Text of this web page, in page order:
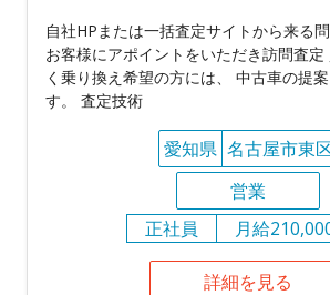
自社HPまたは一括査定サイトから来る
お客様にアポイントをいただき訪問査定
く乗り換え希望の方には、 中古車の提
す。 査定技術
愛知県 名古屋市東
営業
正社員
月給
詳細を見る